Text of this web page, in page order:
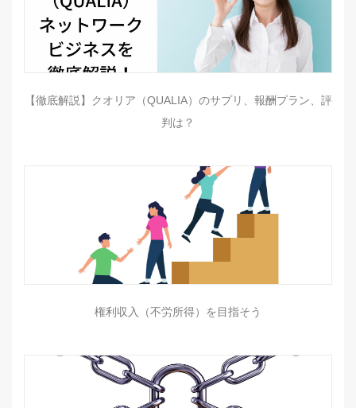
【徹底解説】クオリア（QUALIA）のサプリ、報酬プラン、評
判は？
権利収入（不労所得）を目指そう